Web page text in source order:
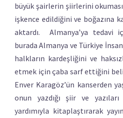
büyük şairlerin şiirlerini
işkence edildiğini ve boğazına
aktardı. Almanya’ya tedavi
burada Almanya ve Türkiye
halkların kardeşliğini ve
etmek için çaba sarf ettiğini
Enver Karagöz’ün kanserden
onun yazdığı şiir ve yazıları
yardımıyla kitaplaştırarak